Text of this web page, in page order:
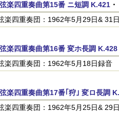
楽四重奏曲第15番 ニ短調 K.421・
楽四重奏団：1962年5月29日& 31
楽四重奏曲第16番 変ホ長調 K.428
楽四重奏団：1962年5月18日録音
楽四重奏曲第17番｢狩｣ 変ロ長調
楽四重奏団：1962年5月25日& 29